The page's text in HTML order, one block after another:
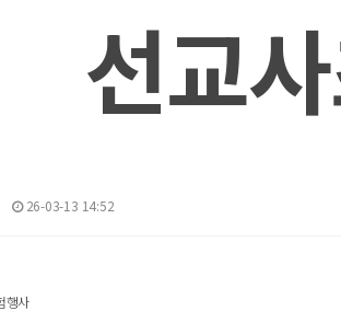
선교
26-03-13 14:52
행사